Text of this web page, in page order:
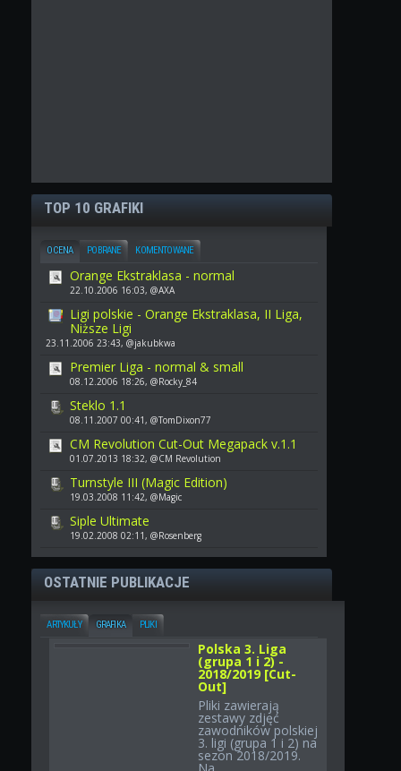
TOP 10 GRAFIKI
OCENA POBRANE KOMENTOWANE
Orange Ekstraklasa - normal
22.10.2006 16:03, @AXA
Ligi polskie - Orange Ekstraklasa, II Liga,
Niższe Ligi
23.11.2006 23:43, @jakubkwa
Premier Liga - normal & small
08.12.2006 18:26, @Rocky_84
Steklo 1.1
08.11.2007 00:41, @TomDixon77
CM Revolution Cut-Out Megapack v.1.1
01.07.2013 18:32, @CM Revolution
Turnstyle III (Magic Edition)
19.03.2008 11:42, @Magic
Siple Ultimate
19.02.2008 02:11, @Rosenberg
OSTATNIE PUBLIKACJE
ARTYKUŁY GRAFIKA PLIKI
Polska 3. Liga
(grupa 1 i 2) -
2018/2019 [Cut-
Out]
Pliki zawierają
zestawy zdjęć
zawodników polskiej
3. ligi (grupa 1 i 2) na
sezon 2018/2019.